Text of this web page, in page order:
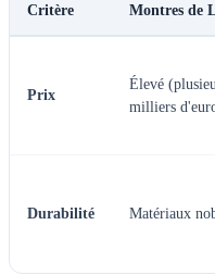
Critère Montres de
Prix
Élevé
milliers
Durabilité Matériaux